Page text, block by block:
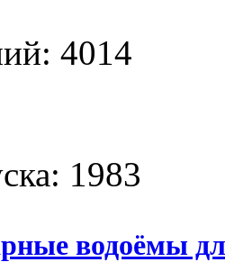
4014
1983
водоёмы